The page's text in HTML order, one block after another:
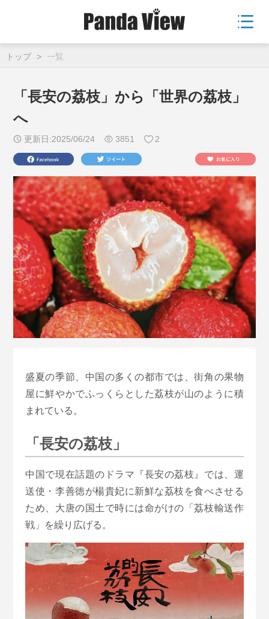
トップ > 一覧
「長安の荔枝」から「世界の荔枝」
へ
更新日:2025/06/24 3851 2
盛夏の季節、中国の多くの都市では、街角の果物
屋に鮮やかでふっくらとした荔枝が山のように積
まれている。
「長安の荔枝」
中国で現在話題のドラマ『長安の荔枝』では、運
送使・李善徳が楊貴妃に新鮮な荔枝を食べさせる
ため、大唐の国土で時には命がけの「荔枝輸送作
戦」を繰り広げる。